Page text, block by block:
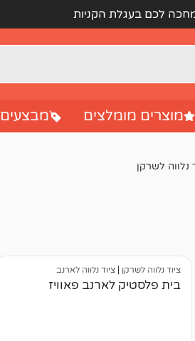
לכם בעגלת הקניות
מוצרים מומלצים מבצעים
נלווה לשרקן
ציוד נלווה לשרקן ציוד נלווה לארנב
בית פלסטיק לארנב פאוויז